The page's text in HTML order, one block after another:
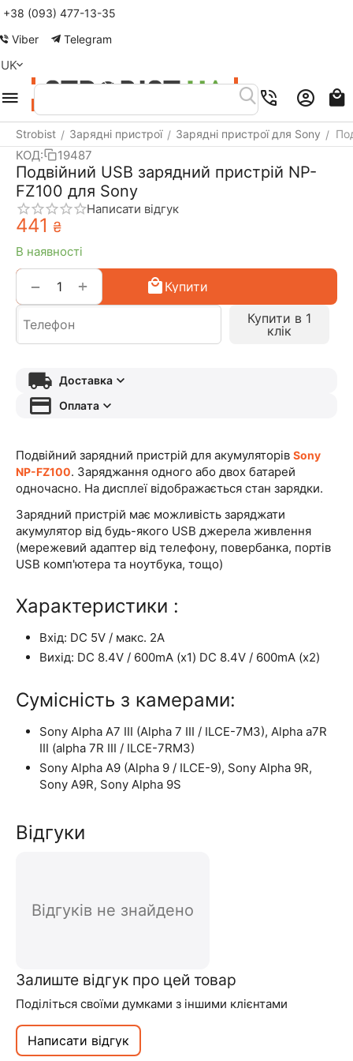
+38 (093) 477-13-35
Viber
Telegram
UK
Strobist / Зарядні пристрої / Зарядні пристрої для Sony /
КОД: 19487
Подвійний USB зарядний пристрій NP-
FZ100 для Sony
Написати відгук
‍441‍ ₴
В наявності
+
−
Купити
Купити в 1
клік
Доставка
Оплата
Подвійний зарядний пристрій для акумуляторів Sony
NP-FZ100. Заряджання одного або двох батарей
одночасно. На дисплеї відображається стан зарядки.
Зарядний пристрій має можливість заряджати
акумулятор від будь-якого USB джерела живлення
(мережевий адаптер від телефону, повербанка, портів
USB комп'ютера та ноутбука, тощо)
Характеристики :
Вхід: DC 5V / макс. 2A
Вихід: DC 8.4V / 600mA (x1) DC 8.4V / 600mA (x2)
Сумісність з камерами:
Sony Alpha A7 III (Alpha 7 III / ILCE-7M3), Alpha a7R
III (alpha 7R III / ILCE-7RM3)
Sony Alpha A9 (Alpha 9 / ILCE-9), Sony Alpha 9R,
Sony A9R, Sony Alpha 9S
Відгуки
Відгуків не знайдено
Залиште відгук про цей товар
Поділіться своїми думками з іншими клієнтами
Написати відгук
Меню